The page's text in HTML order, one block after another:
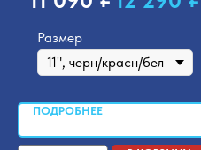
Размер
ПОДРОБНЕЕ